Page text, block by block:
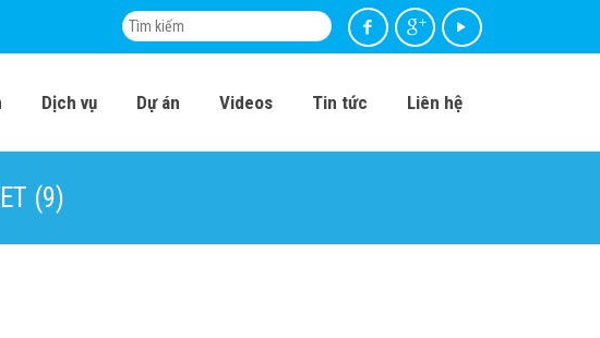
Dịch vụ Dự án Videos Tin tức Liên hệ
(9)